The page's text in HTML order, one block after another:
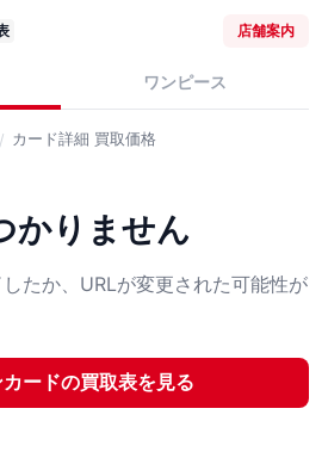
店舗案内
ワンピース
カード詳細 買取価格
かりません
たか、URLが変更された可能性が
ードの買取表を見る